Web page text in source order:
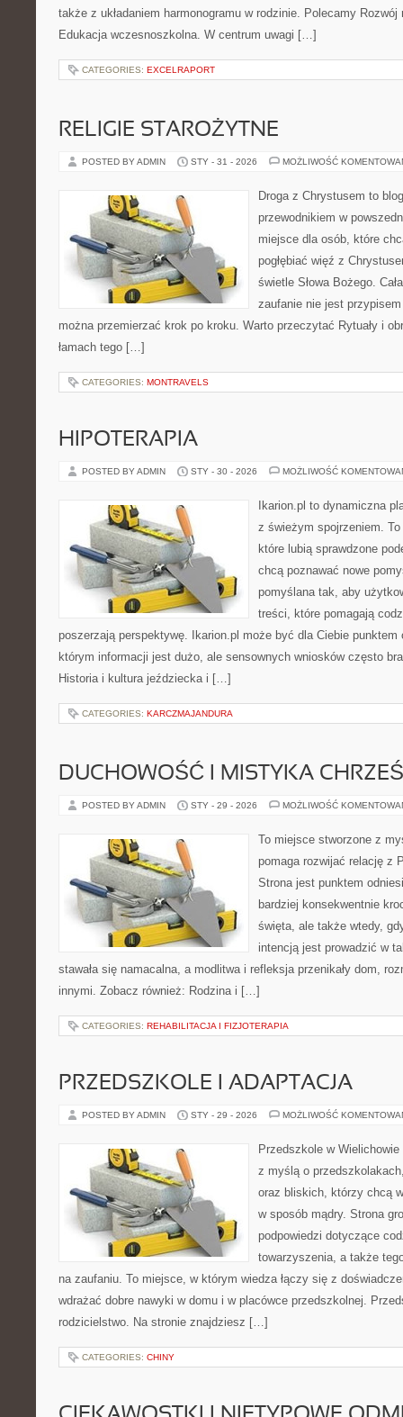
także z układaniem harmonogramu w rodzinie. Polecamy
Edukacja wczesnoszkolna. W centrum uwagi […]
CATEGORIES: EXCELRAPORT
RELIGIE STAROŻYTNE
POSTED BY ADMIN STY - 31 - 2026 MOŻLIWOŚĆ
Droga z Chrystusem to
przewodnikiem w
miejsce dla osób, które
pogłębiać więź z
świetle Słowa Bożego.
zaufanie nie jest
można przemierzać krok po kroku. Warto przeczytać Rytuały i
łamach tego […]
CATEGORIES: MONTRAVELS
HIPOTERAPIA
POSTED BY ADMIN STY - 30 - 2026 MOŻLIWOŚĆ
Ikarion.pl to dynamiczna
z świeżym spojrzeniem.
które lubią sprawdzone
chcą poznawać nowe
pomyślana tak, aby
treści, które pomagają
poszerzają perspektywę. Ikarion.pl może być dla Ciebie punktem
którym informacji jest dużo, ale sensownych wniosków często
Historia i kultura jeździecka i […]
CATEGORIES: KARCZMAJANDURA
DUCHOWOŚĆ I MISTYKA
POSTED BY ADMIN STY - 29 - 2026 MOŻLIWOŚĆ
To miejsce stworzone z
pomaga rozwijać relację z
Strona jest punktem
bardziej konsekwentnie
święta, ale także wtedy,
intencją jest prowadzić w
stawała się namacalna, a modlitwa i refleksja przenikały dom,
innymi. Zobacz również: Rodzina i […]
CATEGORIES: REHABILITACJA I FIZJOTERAPIA
PRZEDSZKOLE I ADAPTACJA
POSTED BY ADMIN STY - 29 - 2026 MOŻLIWOŚĆ
Przedszkole w
z myślą o
oraz bliskich, którzy chcą
w sposób mądry. Strona
podpowiedzi dotyczące
towarzyszenia, a także
na zaufaniu. To miejsce, w którym wiedza łączy się z
wdrażać dobre nawyki w domu i w placówce przedszkolnej.
rodzicielstwo. Na stronie znajdziesz […]
CATEGORIES: CHINY